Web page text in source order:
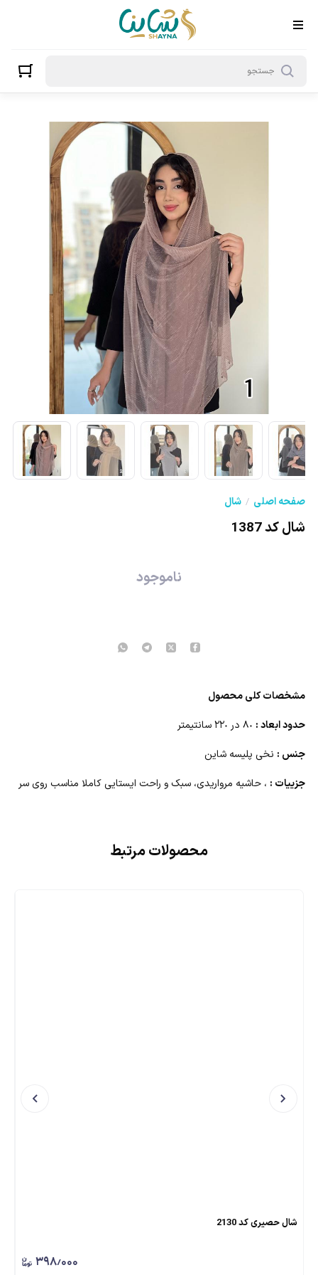
صفحه اصلی شال
شال کد 1387
ناموجود
مشخصات کلی محصول
حدود ابعاد :
جنس : نخی پلیسه شاین
جزییات : ، حاشیه مرواریدی، سبک و راحت ایستایی کاملا مناسب روی سر
محصولات مرتبط
شال حصیری کد 2130
۳۹۸٫۰۰۰